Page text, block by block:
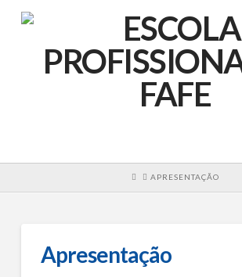
HOME
APRESENTAÇÃO
Apresentação